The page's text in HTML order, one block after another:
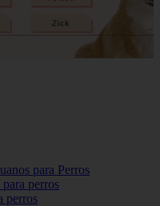
para Perros
perros
perros